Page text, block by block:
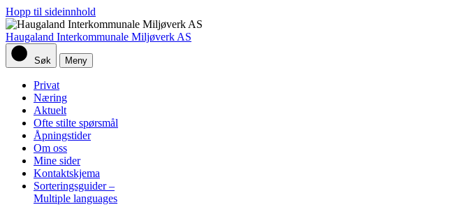
Hopp til sideinnhold
Haugaland Interkommunale Miljøverk AS
Søk Meny
Privat
Næring
Aktuelt
Ofte stilte spørsmål
Åpningstider
Om oss
Mine sider
Kontaktskjema
Sorteringsguider –
Multiple languages